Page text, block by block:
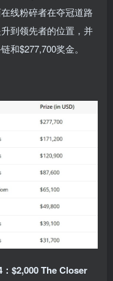
线粉碎者在夺冠道路
到领先者的位置，并
和$277,700奖金。
$2,000 The Closer